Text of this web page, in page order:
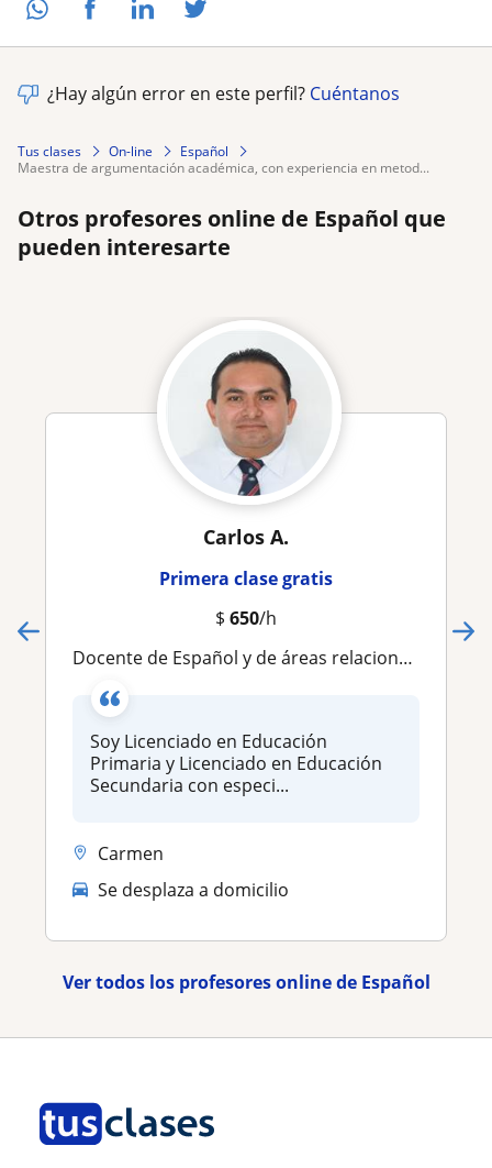
¿Hay algún error en este perfil? Cuéntanos
Tus clases On-line
Español
maestra de argumentación académica, con experiencia en metod...
Otros profesores online de Español que
pueden interesarte
Carlos A.
Primera clase gratis
$ 650/h
Docente de Español y de áreas relacionadas a esta asignatura, he trabajado con alumnos desde primaria hasta el nivel universitario
Soy Licenciado en Educación
Primaria y Licenciado en Educación
Secundaria con especi...
Carmen
Se desplaza a domicilio
Ver todos los profesores online de Español